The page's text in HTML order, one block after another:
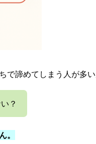
で諦めてしまう人が多い
？
。